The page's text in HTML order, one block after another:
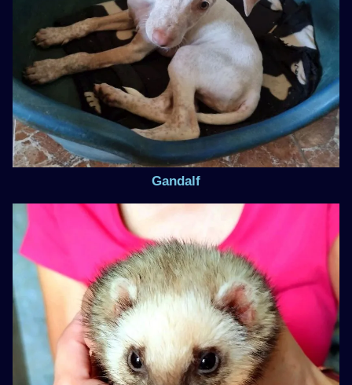
Gandalf